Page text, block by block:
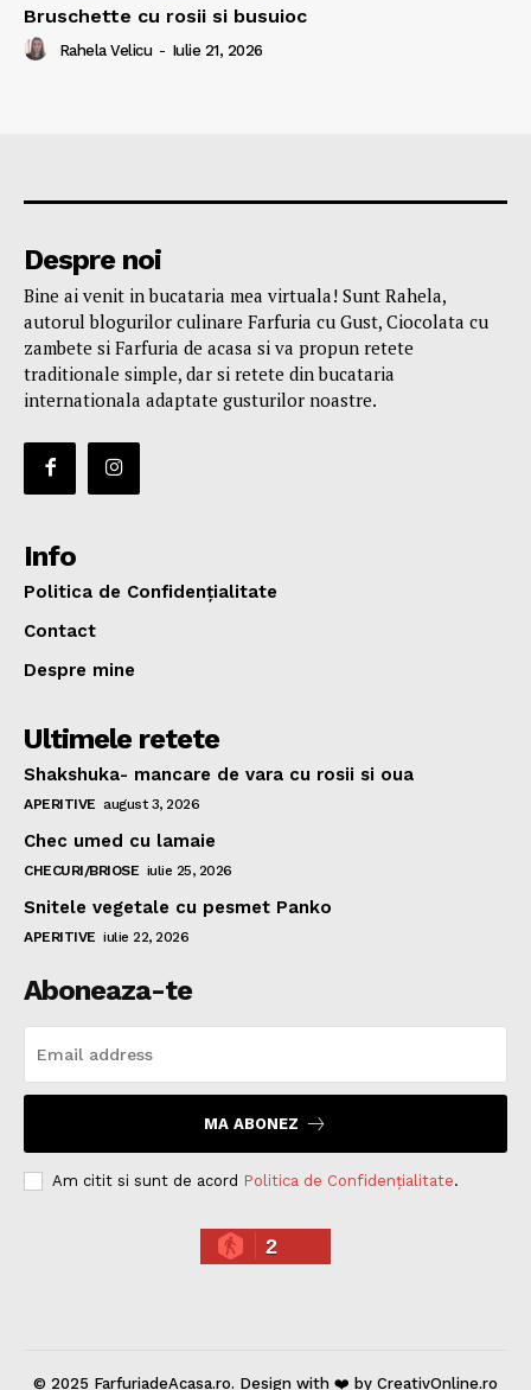
Bruschette cu rosii si busuioc
Rahela Velicu - Iulie 21, 2026
Despre noi
Bine ai venit in bucataria mea virtuala! Sunt Rahela,
autorul blogurilor culinare Farfuria cu Gust, Ciocolata cu
zambete si Farfuria de acasa si va propun retete
traditionale simple, dar si retete din bucataria
internationala adaptate gusturilor noastre.
Info
Politica de Confidențialitate
Contact
Despre mine
Ultimele retete
Shakshuka- mancare de vara cu rosii si oua
APERITIVE august 3, 2026
Chec umed cu lamaie
CHECURI/BRIOSE iulie 25, 2026
Snitele vegetale cu pesmet Panko
APERITIVE iulie 22, 2026
Aboneaza-te
MA ABONEZ
Am citit si sunt de acord Politica de Confidențialitate.
2
© 2025 FarfuriadeAcasa.ro. Design with ❤️ by CreativOnline.ro